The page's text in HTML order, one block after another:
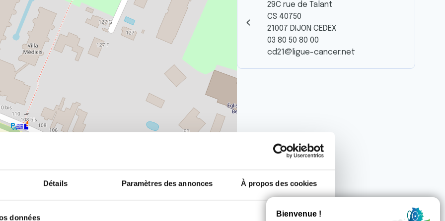
Détails Paramètres des annonces À propos des cookies
données
29C rue de Talant
CS 40750
21007 DIJON CEDEX
03 80 50 80 00
cd21@ligue-cancer.net